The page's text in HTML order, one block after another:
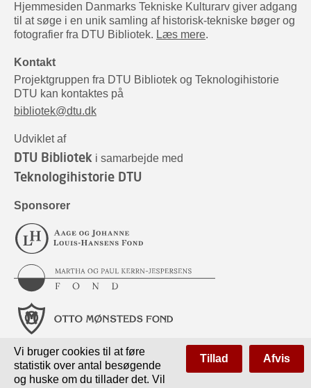
Hjemmesiden Danmarks Tekniske Kulturarv giver adgang
til at søge i en unik samling af historisk-tekniske bøger og
fotografier fra DTU Bibliotek. Læs mere.
Kontakt
Projektgruppen fra DTU Bibliotek og Teknologihistorie
DTU kan kontaktes på
bibliotek@dtu.dk
Udviklet af
DTU Bibliotek i samarbejde med
Teknologihistorie DTU
Sponsorer
Vi bruger cookies til at føre
statistik over antal besøgende
og huske om du tillader det. Vil
Tillad Afvis